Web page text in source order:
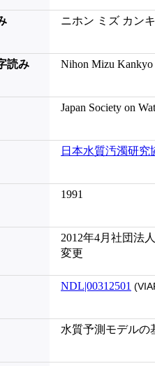
ニホン ミズ カン
読み Nihon Mizu Kankyo
Japan Society on
日本水質汚濁研究
1991
2012年4月社団法
変更
NDL|00312501
水質予測モデルの